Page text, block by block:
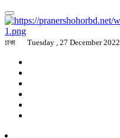
ঢাকা Tuesday , 27 December 2022